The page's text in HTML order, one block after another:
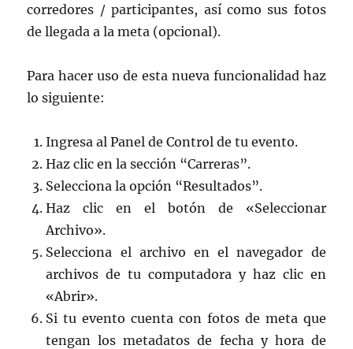
corredores / participantes, así como sus fotos
de llegada a la meta (opcional).
Para hacer uso de esta nueva funcionalidad haz
lo siguiente:
Ingresa al Panel de Control de tu evento.
Haz clic en la sección “Carreras”.
Selecciona la opción “Resultados”.
Haz clic en el botón de «Seleccionar
Archivo».
Selecciona el archivo en el navegador de
archivos de tu computadora y haz clic en
«Abrir».
Si tu evento cuenta con fotos de meta que
tengan los metadatos de fecha y hora de